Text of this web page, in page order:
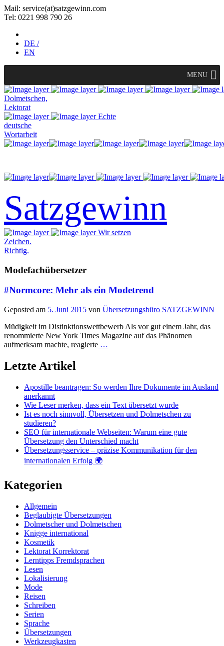
Mail: service(at)satz­gewinn.com
Tel: 0221 998 790 26
DE /
EN
MENU
Dolmetschen,
Lektorat
Echte
deutsche
Wortarbeit
Satzgewinn
Wir setzen
Zeichen.
Richtig.
Modefachübersetzer
#Normcore: Mehr als ein Modetrend
Geposted am 5. Juni 2015 von Übersetzungsbüro SATZGEWINN
Müdigkeit im Distinktionswettbewerb Als vor gut einem Jahr, das
renommierte New York Times Magazine auf das Phänomen
aufmerksam machte, reagierte …
Letzte Artikel
Apostille beantragen: So werden Ihre Dokumente im Ausland
anerkannt
Wie Leser merken, dass ein Text übersetzt wurde
Ist es noch sinnvoll, Übersetzen und Dolmetschen zu
studieren?
SEO für internationale Webseiten: Warum eine gute
Übersetzung den Unterschied macht
Übersetzungsservice – präzise Kommunikation für den
internationalen Erfolg 🌍
Kategorien
Allgemein
Beglaubigte Übersetzungen
Dolmetscher und Dolmetschen
Knigge international
Kosmetik
Lektorat Korrektorat
Lerntipps Fremdsprachen
Lesen
Lokalisierung
Mode
Reisen
Schreiben
Serien
Sprache
Übersetzungen
Werkzeugkasten